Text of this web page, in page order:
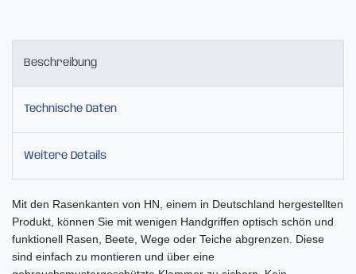
Beschreibung
Technische Daten
Weitere Details
Mit den Rasenkanten von HN, einem in Deutschland hergestellten
Produkt, können Sie mit wenigen Handgriffen optisch schön und
funktionell Rasen, Beete, Wege oder Teiche abgrenzen. Diese
sind einfach zu montieren und über eine